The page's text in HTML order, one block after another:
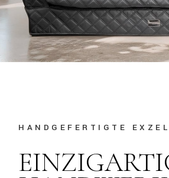
HANDGEFERTIGTE